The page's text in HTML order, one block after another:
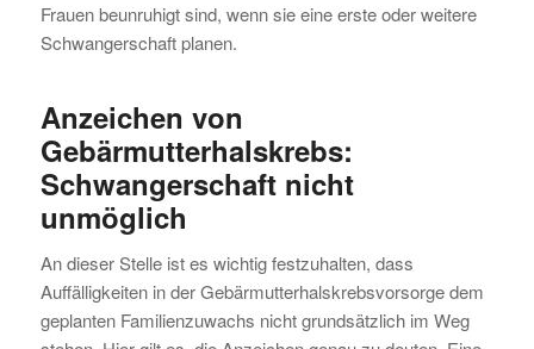
Frauen beunruhigt sind, wenn sie eine erste oder weitere
Schwangerschaft planen.
Anzeichen von
Gebärmutterhalskrebs:
Schwangerschaft nicht
unmöglich
An dieser Stelle ist es wichtig festzuhalten, dass
Auffälligkeiten in der Gebärmutterhalskrebsvorsorge dem
geplanten Familienzuwachs nicht grundsätzlich im Weg